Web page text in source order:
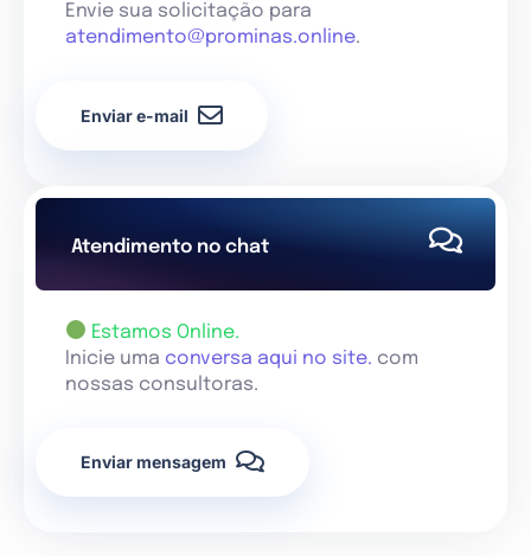
Envie sua solicitação para
atendimento@prominas.online.
Enviar e-mail
Atendimento no chat
Estamos Online.
Inicie uma conversa aqui no site. com
nossas consultoras.
Enviar mensagem